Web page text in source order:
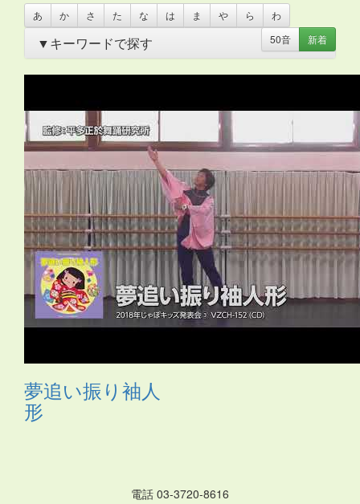
あ か さ た な は ま や ら
わ
50音
新着
▼キーワードで探す
あいさつ・アイリッシュ・いきもの・うちわ・オリンピ
き・お花・お面・カスタネット・カチャーシー・カップ
麺容器・カミナリ・カントリー カンフー
クリスマ
ス・サムライ・さる・シーサー・ジャングルビート・ス
・スポーツ ・ダンス
ンバリン・チアガール・つえ・テクノ・ニューオリン
ズ
のみもの・ パジャマ ・ バチ・バラ ハロウィン
ハ
ワイアン ・ヒーロー ・ ピアノ伴奏・ ヒップホップ ・
ヒロ
イン・ファンタジー・ブギウギ・ フラ・フラメンコ・ペ
ットボトル・ポップス・ポンポン・マーチ・まとい・マ
ント・ミュージカル・もちつき・ よさこい・ライダー・
ラップ・ラテン ロック ・わらべうた
葉・人形・体操・傘・和風 ・太鼓・妖怪・布 ・帽子
者・応援団・扇・扇子・手作りの刀・手袋・手話・旗・
日本・昔話・ 時代劇・武術・民謡・汽車・沖縄
頭・鳴子・鳶口（とびぐち）・
夢追い振り袖人
形
電話 03-3720-8616